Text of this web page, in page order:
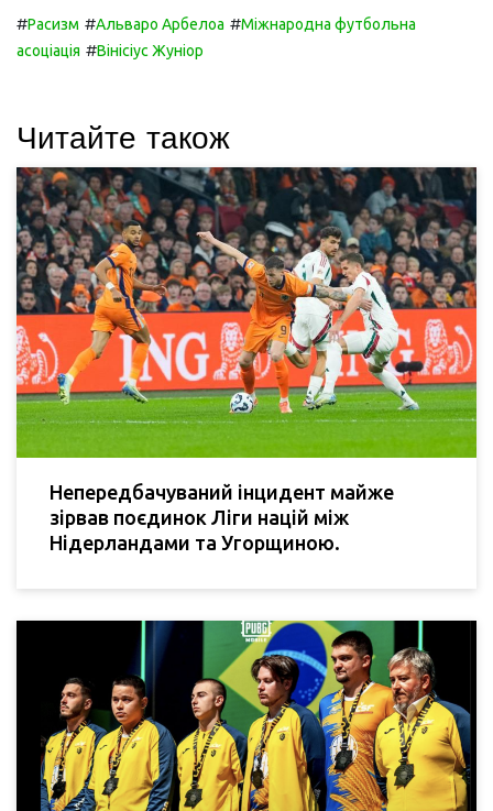
#Расизм #Альваро Арбелоа #Міжнародна футбольна
асоціація #Вінісіус Жуніор
Читайте також
Непередбачуваний інцидент майже
зірвав поєдинок Ліги націй між
Нідерландами та Угорщиною.